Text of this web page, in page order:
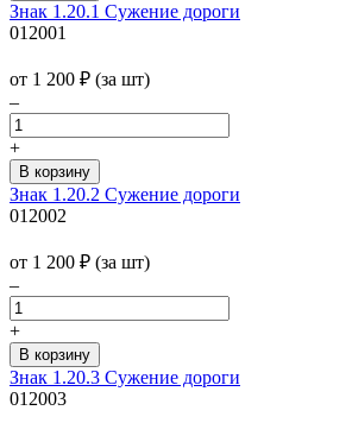
Знак 1.20.1 Сужение дороги
012001
от 1 200 ₽ (за шт)
–
+
Знак 1.20.2 Сужение дороги
012002
от 1 200 ₽ (за шт)
–
+
Знак 1.20.3 Сужение дороги
012003